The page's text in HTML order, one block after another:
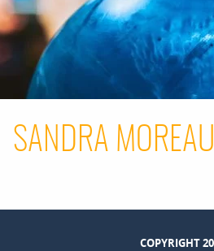
SANDRA MOREAU
COPYRIGHT